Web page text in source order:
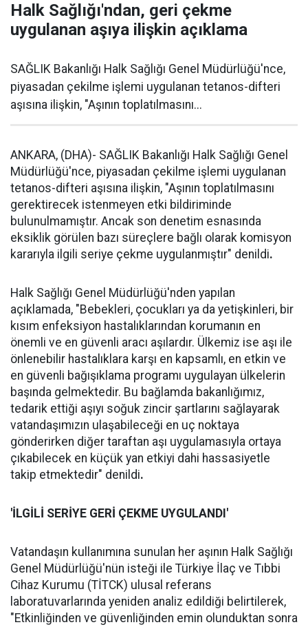
Halk Sağlığı'ndan, geri çekme
uygulanan aşıya ilişkin açıklama
SAĞLIK Bakanlığı Halk Sağlığı Genel Müdürlüğü'nce,
piyasadan çekilme işlemi uygulanan tetanos-difteri
aşısına ilişkin, "Aşının toplatılmasını...
ANKARA, (DHA)- SAĞLIK Bakanlığı Halk Sağlığı Genel
Müdürlüğü'nce, piyasadan çekilme işlemi uygulanan
tetanos-difteri aşısına ilişkin, "Aşının toplatılmasını
gerektirecek istenmeyen etki bildiriminde
bulunulmamıştır. Ancak son denetim esnasında
eksiklik görülen bazı süreçlere bağlı olarak komisyon
kararıyla ilgili seriye çekme uygulanmıştır" denildi.
Halk Sağlığı Genel Müdürlüğü'nden yapılan
açıklamada, "Bebekleri, çocukları ya da yetişkinleri, bir
kısım enfeksiyon hastalıklarından korumanın en
önemli ve en güvenli aracı aşılardır. Ülkemiz ise aşı ile
önlenebilir hastalıklara karşı en kapsamlı, en etkin ve
en güvenli bağışıklama programı uygulayan ülkelerin
başında gelmektedir. Bu bağlamda bakanlığımız,
tedarik ettiği aşıyı soğuk zincir şartlarını sağlayarak
vatandaşımızın ulaşabileceği en uç noktaya
gönderirken diğer taraftan aşı uygulamasıyla ortaya
çıkabilecek en küçük yan etkiyi dahi hassasiyetle
takip etmektedir" denildi.
'İLGİLİ SERİYE GERİ ÇEKME UYGULANDI'
Vatandaşın kullanımına sunulan her aşının Halk Sağlığı
Genel Müdürlüğü'nün isteği ile Türkiye İlaç ve Tıbbi
Cihaz Kurumu (TİTCK) ulusal referans
laboratuvarlarında yeniden analiz edildiği belirtilerek,
"Etkinliğinden ve güvenliğinden emin olunduktan sonra